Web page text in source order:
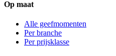
Op maat
Alle geefmomenten
Per branche
Per prijsklasse